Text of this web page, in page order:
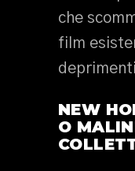
che
film
NEW
O